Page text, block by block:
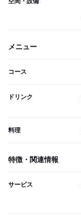
メニュー
コース
ドリンク
料理
特徴・関連情報
サービス